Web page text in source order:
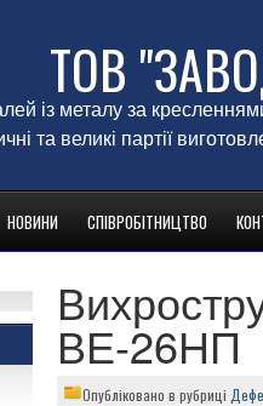
ТОВ
із металу за
та великі партії
НОВИНИ СПІВРОБІТНИЦТВО
ВЕ-26НП
Опубліковано в рубриці